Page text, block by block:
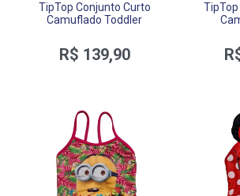
TipTop Conjunto Curto
Camuflado Toddler
R$ 139,90